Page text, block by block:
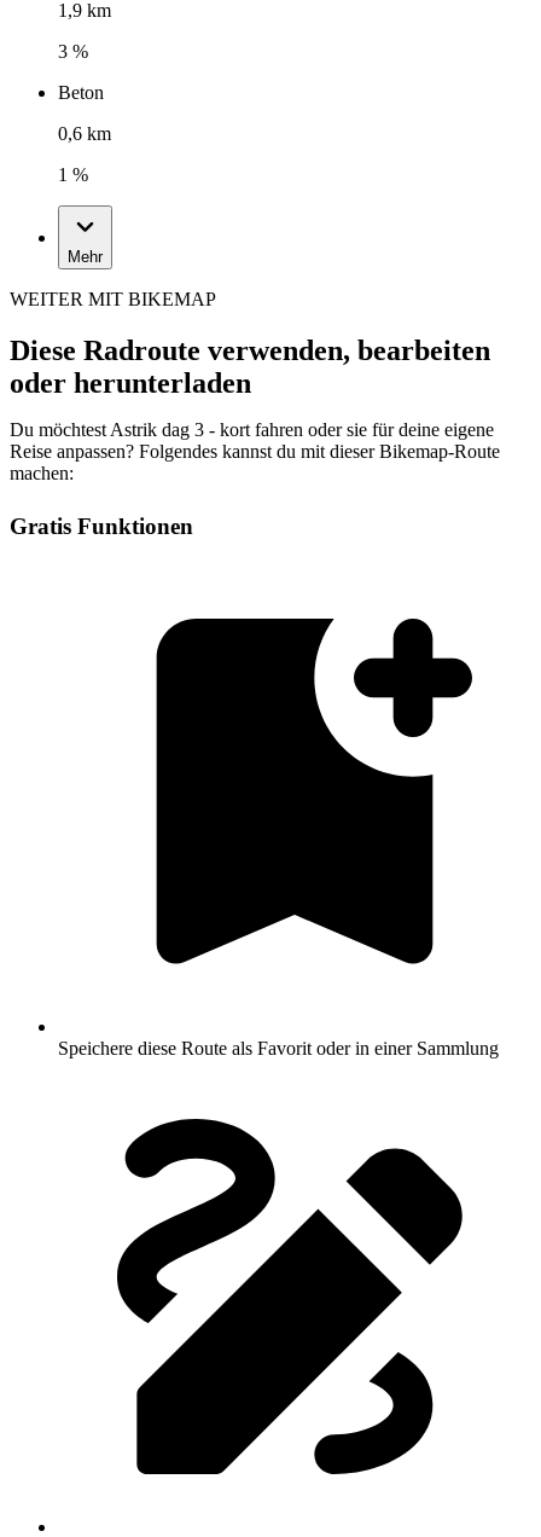
1,9 km
3 %
Beton
0,6 km
1 %
Mehr
WEITER MIT BIKEMAP
Diese Radroute verwenden, bearbeiten
oder herunterladen
Du möchtest Astrik dag 3 - kort fahren oder sie für deine eigene
Reise anpassen? Folgendes kannst du mit dieser Bikemap-Route
machen:
Gratis Funktionen
Speichere diese Route als Favorit oder in einer Sammlung